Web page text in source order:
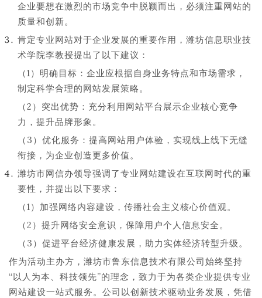
企业要想在激烈的市场竞争中脱颖而出，必须注重网站的
质量和创新。
肯定专业网站对于企业发展的重要作用，潍坊信息职业技
术学院李教授提出了以下建议：
（1）明确目标：企业应根据自身业务特点和市场需求，
制定科学合理的网站发展策略。
（2）突出优势：充分利用网站平台展示企业核心竞争
力，提升品牌形象。
（3）优化服务：提高网站用户体验，实现线上线下无缝
衔接，为企业创造更多价值。
潍坊市网信办领导强调了专业网站建设在互联网时代的重
要性，并提出以下要求：
（1）加强网络内容建设，传播社会主义核心价值观。
（2）提升网络安全意识，保障用户个人信息安全。
（3）促进平台经济健康发展，助力实体经济转型升级。
作为活动主办方，潍坊市鲁东信息技术有限公司始终坚持
“以人为本、科技领先”的理念，致力于为各类企业提供专业
网站建设一站式服务。公司以创新技术驱动业务发展，凭借